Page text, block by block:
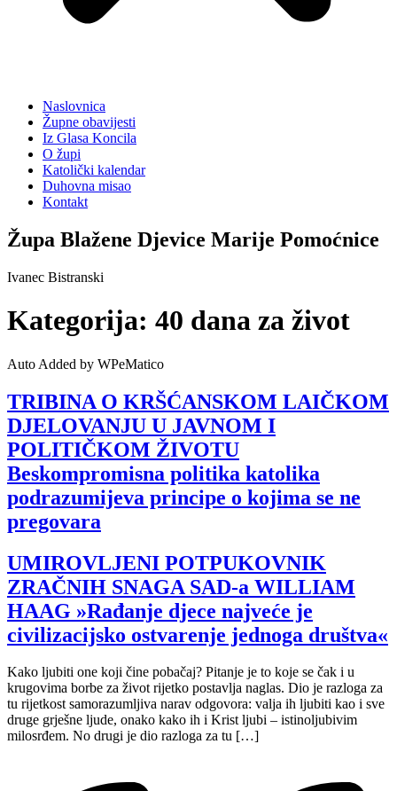
Naslovnica
Župne obavijesti
Iz Glasa Koncila
O župi
Katolički kalendar
Duhovna misao
Kontakt
Župa Blažene Djevice Marije Pomoćnice
Ivanec Bistranski
Kategorija: 40 dana za život
Auto Added by WPeMatico
TRIBINA O KRŠĆANSKOM LAIČKOM
DJELOVANJU U JAVNOM I
POLITIČKOM ŽIVOTU
Beskompromisna politika katolika
podrazumijeva principe o kojima se ne
pregovara
UMIROVLJENI POTPUKOVNIK
ZRAČNIH SNAGA SAD-a WILLIAM
HAAG »Rađanje djece najveće je
civilizacijsko ostvarenje jednoga društva«
Kako ljubiti one koji čine pobačaj? Pitanje je to koje se čak i u
krugovima borbe za život rijetko postavlja naglas. Dio je razloga za
tu rijetkost samorazumljiva narav odgovora: valja ih ljubiti kao i sve
druge grješne ljude, onako kako ih i Krist ljubi – istinoljubivim
milosrđem. No drugi je dio razloga za tu […]